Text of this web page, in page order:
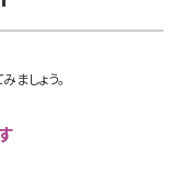
しょう。